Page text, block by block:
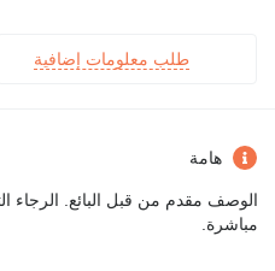
طلب معلومات إضافية
هامة
الوصف مقدم من قبل البائع. الرجاء
مباشرة.